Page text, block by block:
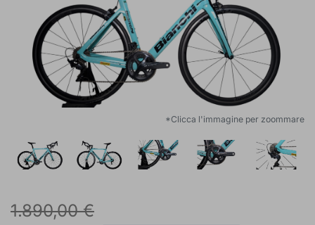
*Clicca l'immagine per zoommare
1.890,00 €